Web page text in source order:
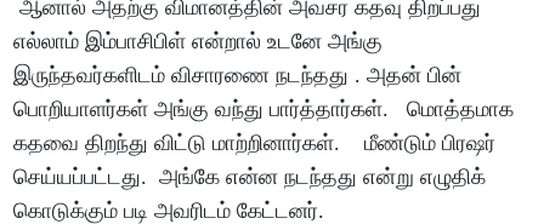
ஆனால் அதற்கு விமானத்தின் அவசர கதவு திறப்பது
எல்லாம் இம்பாசிபிள் என்றால் உடனே அங்கு
இருந்தவர்களிடம் விசாரணை நடந்தது . அதன் பின்
பொறியாளர்கள் அங்கு வந்து பார்த்தார்கள். மொத்தமாக
கதவை திறந்து விட்டு மாற்றினார்கள். மீண்டும் பிரஷர்
செய்யப்பட்டது. அங்கே என்ன நடந்தது என்று எழுதிக்
கொடுக்கும் படி அவரிடம் கேட்டனர்.